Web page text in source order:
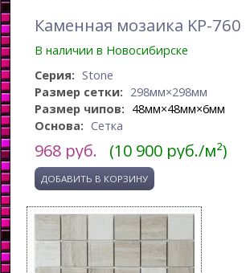
Каменная мозаика KP-760
В наличии в Новосибирске
Серия: Stone
Размер сетки: 298мм×298мм
Размер чипов: 48мм×48мм×6мм
Основа: Сетка
968 руб. (10 900 руб./м²)